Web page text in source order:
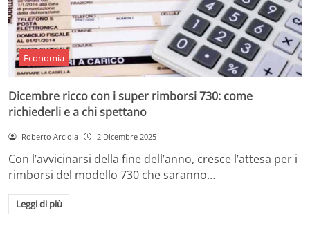
Economia
Dicembre ricco con i super rimborsi 730: come
richiederli e a chi spettano
Roberto Arciola 2 Dicembre 2025
Con l’avvicinarsi della fine dell’anno, cresce l’attesa per i
rimborsi del modello 730 che saranno…
Leggi di più